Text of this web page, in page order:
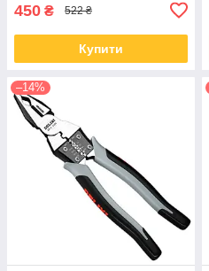
450 ₴ 522 ₴
Купити
–14%